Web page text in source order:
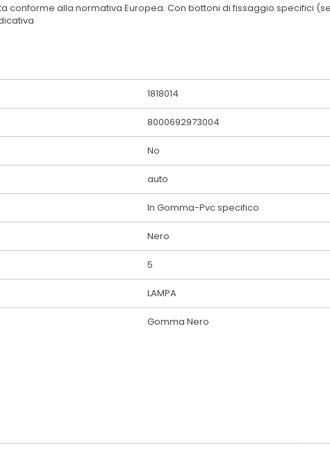
conforme alla normativa Europea. Con bottoni di fissaggio specifici
1818014
8000692973004
No
auto
In Gomma-Pvc specifico
Nero
5
LAMPA
Gomma Nero